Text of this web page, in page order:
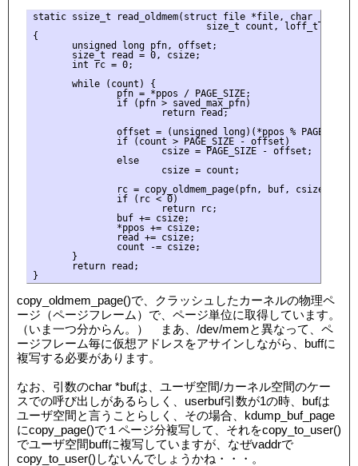
static ssize_t read_oldmem(struct file *file, char __user
                               size_t count, loff_t *ppos)
{
       unsigned long pfn, offset;
       size_t read = 0, csize;
       int rc = 0;
       while (count) {
               pfn = *ppos / PAGE_SIZE;
               if (pfn > saved_max_pfn)
                       return read;
offset = (unsigned long)(*ppos %
               if (count > PAGE_SIZE - offset)
                       csize = PAGE_SIZE - offset;
               else
                       csize = count;
rc = copy_oldmem_page(pfn, buf, csize,
               if (rc < 0)
                       return rc;
               buf += csize;
               *ppos += csize;
               read += csize;
               count -= csize;
       }
       return read;
copy_oldmem_page()で、クラッシュしたカーネルの物理ペ
ージ（ページフレーム）で、ページ単位に取得しています。
（いま一つ分からん。） まあ、/dev/memと異なって、ペ
ージフレーム毎に仮想アドレスをアサインしながら、buffに
複写する必要があります。
なお、引数のchar *bufは、ユーザ空間/カーネル空間のケー
スでの呼び出しがあるらしく、userbuf引数が1の時、bufは
ユーザ空間と言うことらしく、その場合、kdump_buf_page
にcopy_page()で１ページ分複写して、それをcopy_to_user()
でユーザ空間buffに複写していますが、なぜvaddrで
copy_to_user()しないんでしょうかね・・・。